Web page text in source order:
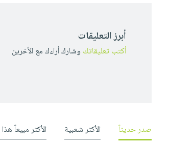
أبرز التعليقات
أكتب تعليقاتك وشارك أراءك مع الأخرين
صدر حديثاً الأكثر شعبية الأكثر مبيعاً